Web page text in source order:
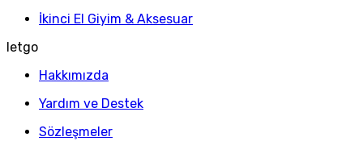
İkinci El Giyim & Aksesuar
letgo
Hakkımızda
Yardım ve Destek
Sözleşmeler